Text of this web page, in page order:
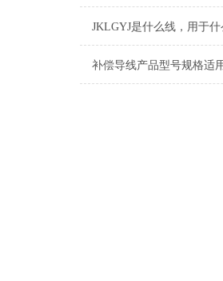
补偿导线产品型号规格适